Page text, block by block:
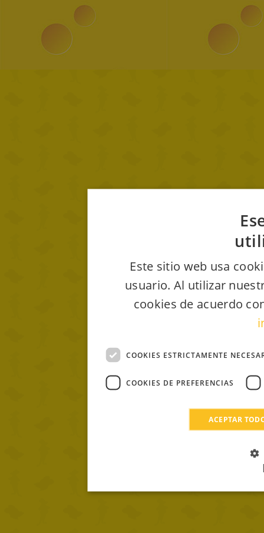
Este sitio web usa
usuario. Al utilizar
cookies de acuerdo
COOKIES ESTRICTAMENTE
COOKIES DE PREFERENCIAS
ACEPTAR